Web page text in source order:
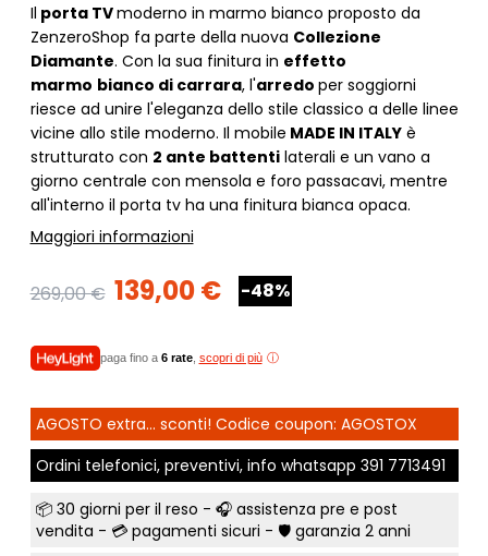
Il porta TVmoderno in marmo bianco proposto da
ZenzeroShop fa parte della nuova Collezione
Diamante. Con la sua finitura in effetto
marmo bianco di carrara, l'arredo per soggiorni
riesce ad unire l'eleganza dello stile classico a delle linee
vicine allo stile moderno. Il mobile MADE IN ITALYè
strutturato con 2 ante battentilaterali e un vano a
giorno centrale con mensola e foro passacavi, mentre
all'interno il porta tv ha una finitura bianca opaca.
Maggiori informazioni
269,00 € 139,00 € -48%
paga fino a 6 rate, scopri di più
AGOSTO extra... sconti! Codice coupon: AGOSTOX
Ordini telefonici, preventivi, info whatsapp 391 7713491
📦 30 giorni per il reso - 🎧 assistenza pre e post
vendita - 💳 pagamenti sicuri - 🛡️ garanzia 2 anni